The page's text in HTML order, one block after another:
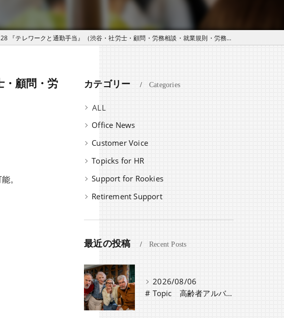
テレワークと通勤手当』（渋谷・社労士・顧問・労務相談・就業規則・労務アドバイザリー）
・顧問・労
。
カテゴリー Categories
全てのカテゴリー
Office News
Customer Voice
Topicks for HR
Support for Rookies
Retirement Support
最近の投稿 Recent Posts
2026/08/06
# Topic 高齢者アルバイト・パート採用時の注意点と労働条件の違い